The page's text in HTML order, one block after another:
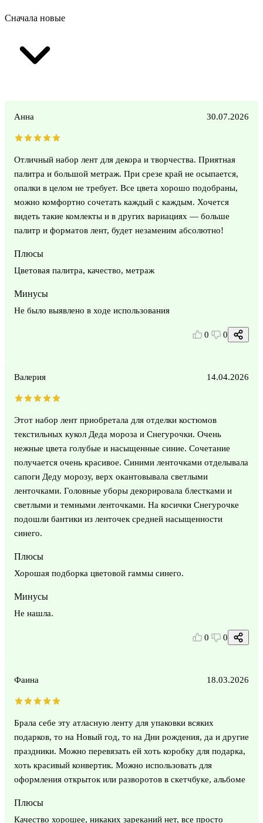
Сначала новые
Анна 30.07.2026
Отличный набор лент для декора и творчества. Приятная
палитра и большой метраж. При срезе край не осыпается,
опалки в целом не требует. Все цвета хорошо подобраны,
можно комфортно сочетать каждый с каждым. Хочется
видеть такие комлекты и в других вариациях — больше
палитр и форматов лент, будет незаменим абсолютно!
Плюсы
Цветовая палитра, качество, метраж
Минусы
Не было выявлено в ходе использования
0 0
Валерия 14.04.2026
Этот набор лент приобретала для отделки костюмов
текстильных кукол Деда мороза и Снегурочки. Очень
нежные цвета голубые и насыщенные синие. Сочетание
получается очень красивое. Синими ленточками отделывала
сапоги Деду морозу, верх окантовывала светлыми
ленточками. Головные уборы декорировала блестками и
светлыми и темными ленточками. На косички Снегурочке
подошли бантики из ленточек средней насыщенности
синего.
Плюсы
Хорошая подборка цветовой гаммы синего.
Минусы
Не нашла.
0 0
Фаина 18.03.2026
Брала себе эту атласную ленту для упаковки всяких
подарков, то на Новый год, то на Дни рождения, да и другие
праздники. Можно перевязать ей хоть коробку для подарка,
хоть красивый конвертик. Можно использовать для
оформления открыток или разворотов в скетчбуке, альбоме
Плюсы
Качество хорошее, никаких зареканий нет, все просто